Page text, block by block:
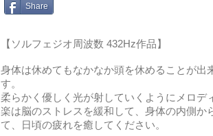
Share
【ソルフェジオ周波数 432Hz作品】
身体は休めてもなかなか頭を休めることが出
す。
柔らかく優しく光が射していくようにメロデ
楽は脳のストレスを緩和して、身体の内側か
て、日頃の疲れを癒してください。